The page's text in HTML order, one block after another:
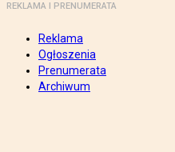
REKLAMA I PRENUMERATA
Reklama
Ogłoszenia
Prenumerata
Archiwum